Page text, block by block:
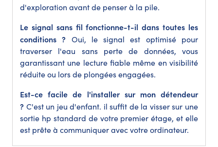
d'exploration avant de penser à la pile.
Le signal sans fil fonctionne-t-il dans toutes les
conditions ?
Oui, le signal est optimisé pour
traverser l'eau sans perte de données, vous
garantissant une lecture fiable même en visibilité
réduite ou lors de plongées engagées.
Est-ce facile de l'installer sur mon détendeur
? C'est un jeu d'enfant. il suffit de la visser sur une
sortie hp standard de votre premier étage, et elle
est prête à communiquer avec votre ordinateur.